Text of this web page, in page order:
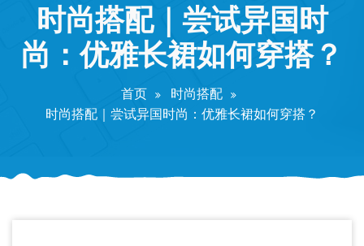
时尚搭配｜尝试异国时
尚：优雅长裙如何穿搭？
首页
时尚搭配
时尚搭配｜尝试异国时尚：优雅长裙如何穿搭？